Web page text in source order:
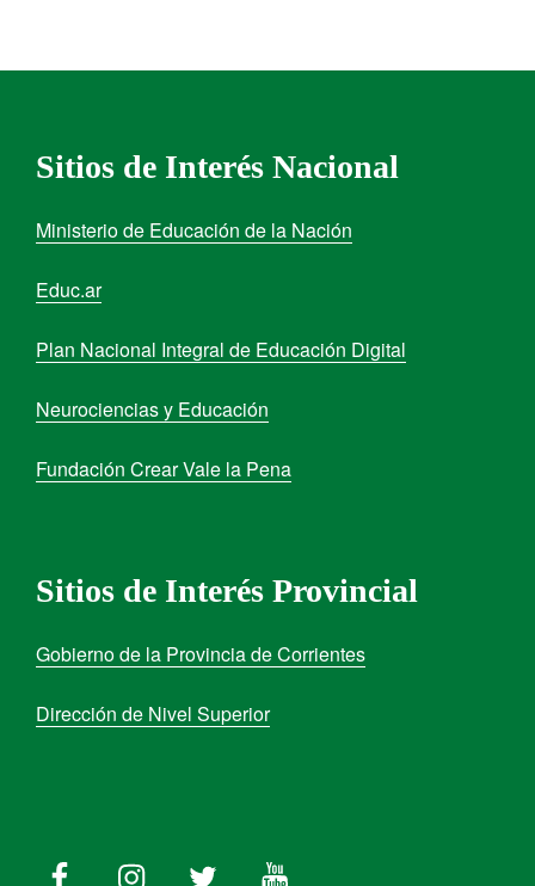
Sitios de Interés Nacional
Ministerio de Educación de la Nación
Educ.ar
Plan Nacional Integral de Educación Digital
Neurociencias y Educación
Fundación Crear Vale la Pena
Sitios de Interés Provincial
Gobierno de la Provincia de Corrientes
Dirección de Nivel Superior